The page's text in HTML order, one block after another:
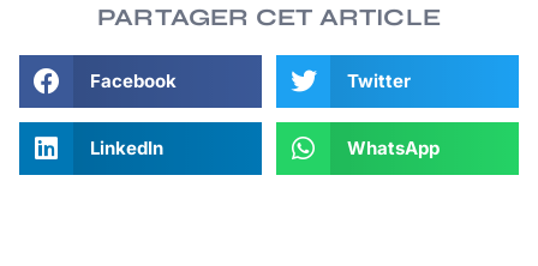
PARTAGER CET ARTICLE
Facebook Twitter
LinkedIn WhatsApp